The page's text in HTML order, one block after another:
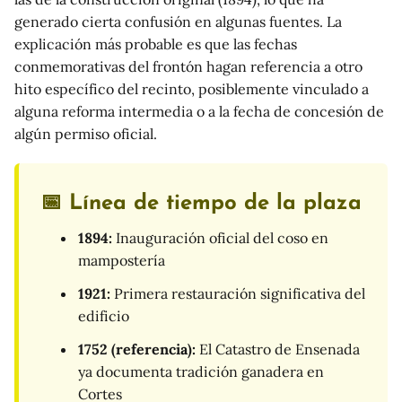
generado cierta confusión en algunas fuentes. La
explicación más probable es que las fechas
conmemorativas del frontón hagan referencia a otro
hito específico del recinto, posiblemente vinculado a
alguna reforma intermedia o a la fecha de concesión de
algún permiso oficial.
📅 Línea de tiempo de la plaza
1894: Inauguración oficial del coso en
mampostería
1921: Primera restauración significativa del
edificio
1752 (referencia): El Catastro de Ensenada
ya documenta tradición ganadera en
Cortes